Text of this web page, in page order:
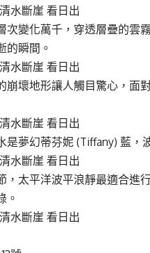
次變化萬千，穿透層疊的雲
的瞬間。
崩壞地形讓人觸目驚心，面
是夢幻蒂芬妮 (Tiffany) 藍，
，太平洋波平浪靜最適合進
。